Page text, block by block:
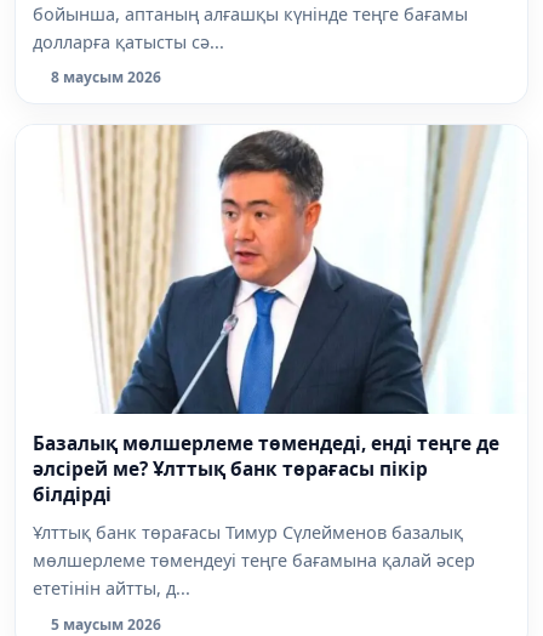
бойынша, аптаның алғашқы күнінде теңге бағамы
долларға қатысты сә...
8 маусым 2026
Базалық мөлшерлеме төмендеді, енді теңге де
әлсірей ме? Ұлттық банк төрағасы пікір
білдірді
Ұлттық банк төрағасы Тимур Сүлейменов базалық
мөлшерлеме төмендеуі теңге бағамына қалай әсер
ететінін айтты, д...
5 маусым 2026